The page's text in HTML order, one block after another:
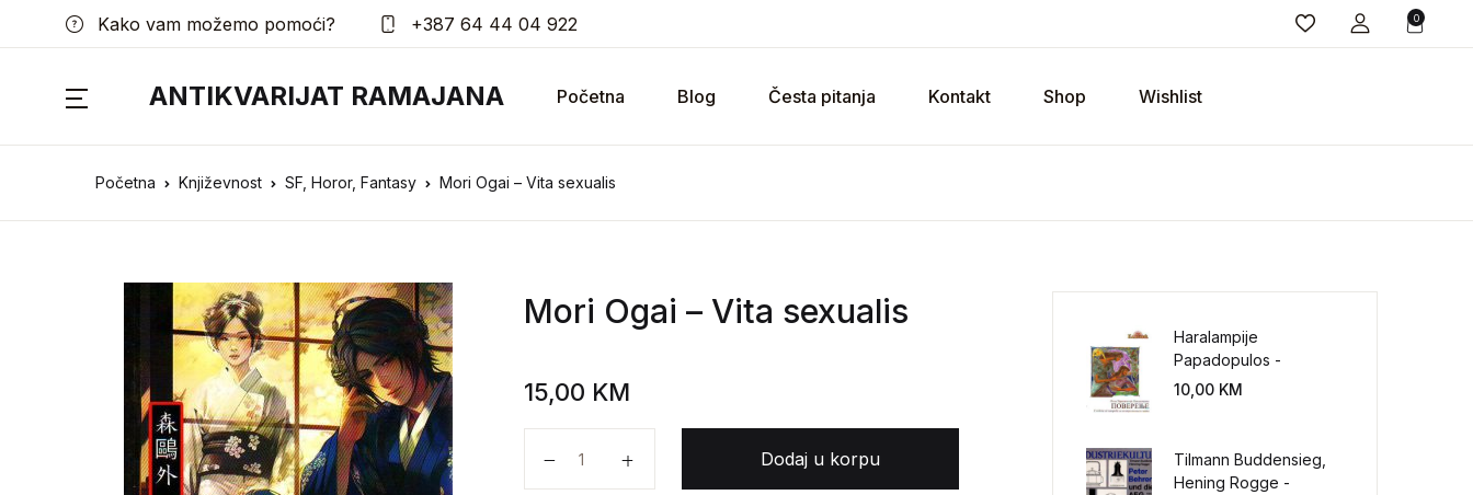
Kako vam možemo pomoći? +387 64 44 04 922 0
ANTIKVARIJAT RAMAJANA Početna Blog Česta pitanja Kontakt Shop Wishlist
Početna Književnost SF, Horor, Fantasy Mori Ogai – Vita sexualis
Mori Ogai – Vita sexualis
15,00 KM
Dodaj u korpu
Haralampije
Papadopulos -
Poverenje: sloboda od
10,00 KM
Tilmann Buddensieg,
Hening Rogge -